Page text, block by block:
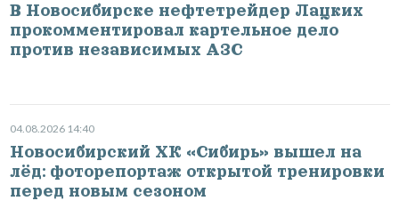
В Новосибирске нефтетрейдер Лацких
прокомментировал картельное дело
против независимых АЗС
04.08.2026 14:40
Новосибирский ХК «Сибирь» вышел на
лёд: фоторепортаж открытой тренировки
перед новым сезоном